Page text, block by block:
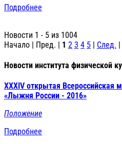
Подробнее
Новости 1 - 5 из 1004
Начало | Пред. | 1 2 3 4 5 | След. |
Новости института физической
XXXIV открытая Всероссийская
«Лыжня России - 2016»
Положение
Подробнее